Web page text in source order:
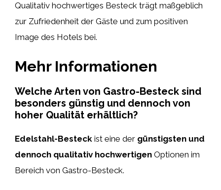
Qualitativ hochwertiges Besteck trägt maßgeblich
zur Zufriedenheit der Gäste und zum positiven
Image des Hotels bei.
Mehr Informationen
Welche Arten von Gastro-Besteck sind
besonders günstig und dennoch von
hoher Qualität erhältlich?
Edelstahl-Besteck ist eine der günstigsten und
dennoch qualitativ hochwertigen Optionen im
Bereich von Gastro-Besteck.